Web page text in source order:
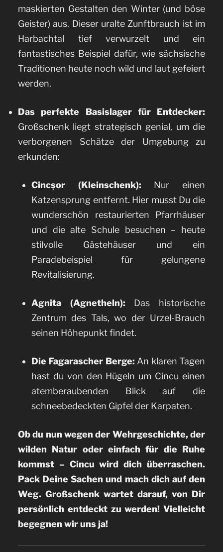
maskierten Gestalten den Winter (und böse
Geister) aus. Dieser uralte Zunftbrauch ist im
Harbachtal tief verwurzelt und ein
fantastisches Beispiel dafür, wie sächsische
Traditionen heute noch wild und laut gefeiert
werden.
Das perfekte Basislager für Entdecker:
Großschenk liegt strategisch genial, um die
verborgenen Schätze der Umgebung zu
erkunden:
Cincșor (Kleinschenk): Nur einen
Katzensprung entfernt. Hier musst Du die
wunderschön restaurierten Pfarrhäuser
und die alte Schule besuchen – heute
stilvolle Gästehäuser und ein
Paradebeispiel für gelungene
Revitalisierung.
Agnita (Agnetheln): Das historische
Zentrum des Tals, wo der Urzel-Brauch
seinen Höhepunkt findet.
Die Fagarascher Berge: An klaren Tagen
hast du von den Hügeln um Cincu einen
atemberaubenden Blick auf die
schneebedeckten Gipfel der Karpaten.
Ob du nun wegen der Wehrgeschichte, der
wilden Natur oder einfach für die Ruhe
kommst – Cincu wird dich überraschen.
Pack Deine Sachen und mach dich auf den
Weg. Großschenk wartet darauf, von Dir
persönlich entdeckt zu werden! Vielleicht
begegnen wir uns ja!